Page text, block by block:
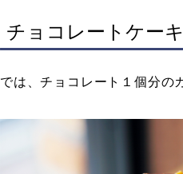
チョコレートケー
では、チョコレート１個分の